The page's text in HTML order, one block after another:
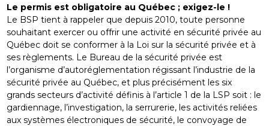
Le permis est obligatoire au Québec ; exigez-le !
Le BSP tient à rappeler que depuis 2010, toute personne
souhaitant exercer ou offrir une activité en sécurité privée au
Québec doit se conformer à la Loi sur la sécurité privée et à
ses règlements. Le Bureau de la sécurité privée est
l’organisme d’autoréglementation régissant l’industrie de la
sécurité privée au Québec, et plus précisément les six
grands secteurs d’activité définis à l’article 1 de la LSP soit : le
gardiennage, l’investigation, la serrurerie, les activités reliées
aux systèmes électroniques de sécurité, le convoyage de